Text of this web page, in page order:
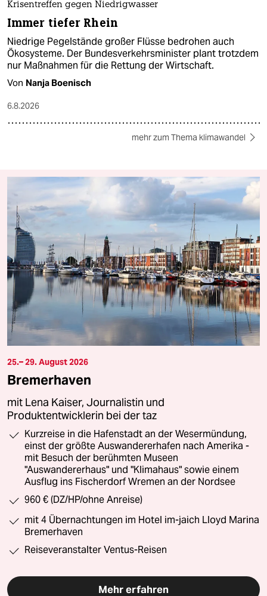
Krisentreffen gegen Niedrigwasser
Immer tiefer Rhein
Niedrige Pegelstände großer Flüsse bedrohen auch
Ökosysteme. Der Bundesverkehrsminister plant trotzdem
nur Maßnahmen für die Rettung der Wirtschaft.
Von Nanja Boenisch
6.8.2026
mehr zum Thema klimawandel
25.– 29. August 2026
Bremerhaven
mit Lena Kaiser, Journalistin und
Produktentwicklerin bei der taz
Kurzreise in die Hafenstadt an der Wesermündung,
einst der größte Auswandererhafen nach Amerika -
mit Besuch der berühmten Museen
"Auswandererhaus" und "Klimahaus" sowie einem
Ausflug ins Fischerdorf Wremen an der Nordsee
960 € (DZ/HP/ohne Anreise)
mit 4 Übernachtungen im Hotel im-jaich Lloyd Marina
Bremerhaven
Reiseveranstalter Ventus-Reisen
Mehr erfahren